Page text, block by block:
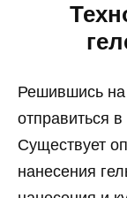
Решившись
отправиться
Существует
нанесения